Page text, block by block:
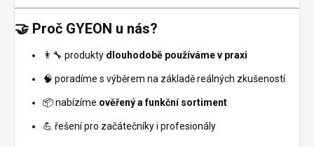
🤝 Proč GYEON u nás?
👨‍🔧 produkty dlouhodobě používáme v praxi
🧠 poradíme s výběrem na základě reálných zkušeností
📦 nabízíme ověřený a funkční sortiment
💪 řešení pro začátečníky i profesionály